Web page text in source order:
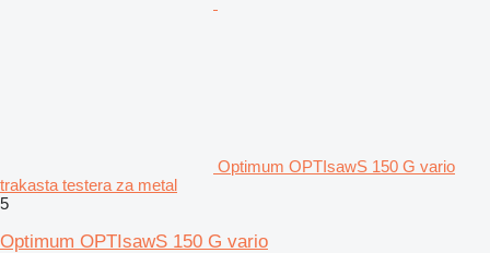
Optimum OPTIsawS 150 G vario
trakasta testera za metal
5
Optimum OPTIsawS 150 G vario